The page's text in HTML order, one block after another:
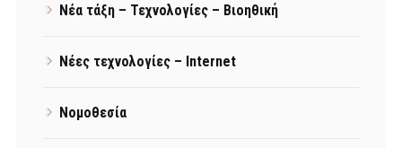
Νέα τάξη – Τεχνολογίες – Βιοηθική
Νέες τεχνολογίες – Internet
Νομοθεσία